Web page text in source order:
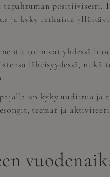
positiivisesti.
ja kyky ratkaista
toimivat yhdessä
läheisyydessä, mikä
on kyky uudistua
teemat ja